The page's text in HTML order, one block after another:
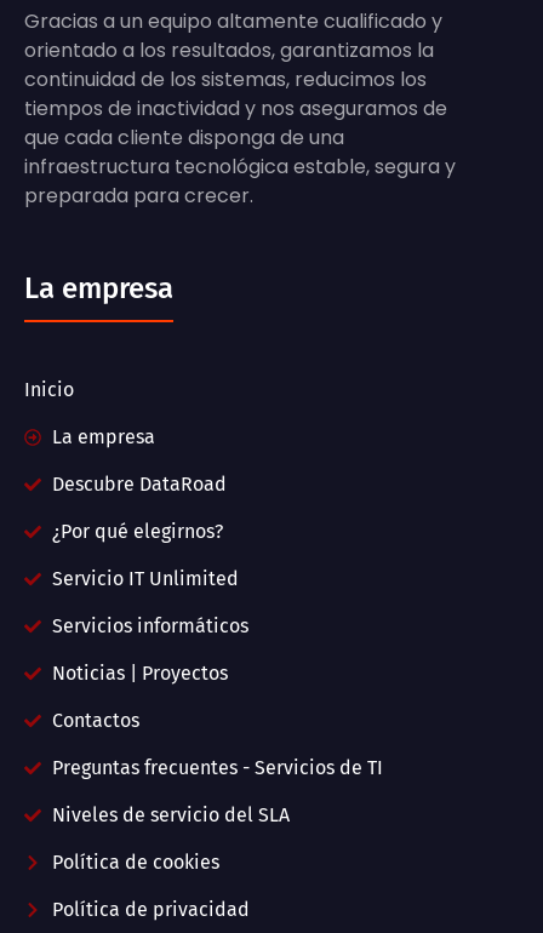
Gracias a un equipo altamente cualificado y
orientado a los resultados, garantizamos la
continuidad de los sistemas, reducimos los
tiempos de inactividad y nos aseguramos de
que cada cliente disponga de una
infraestructura tecnológica estable, segura y
preparada para crecer.
La empresa
Inicio
La empresa
Descubre DataRoad
¿Por qué elegirnos?
Servicio IT Unlimited
Servicios informáticos
Noticias | Proyectos
Contactos
Preguntas frecuentes - Servicios de TI
Niveles de servicio del SLA
Política de cookies
Política de privacidad